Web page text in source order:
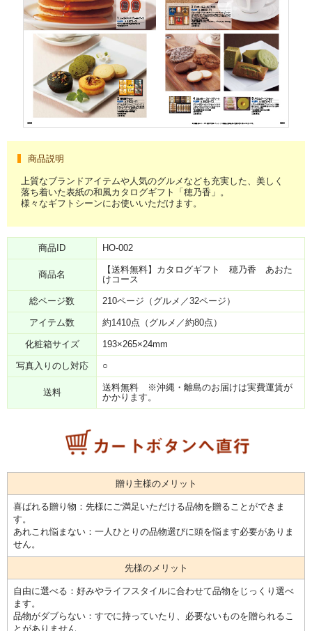
商品説明
上質なブランドアイテムや人気のグルメなども充実した、美しく
落ち着いた表紙の和風カタログギフト「穂乃香」。
様々なギフトシーンにお使いいただけます。
商品ID HO-002
商品名
【送料無料】カタログギフト 穂乃香 あおた
けコース
総ページ数 210ページ（グルメ／32ページ）
アイテム数 約1410点（グルメ／約80点）
化粧箱サイズ 193×265×24mm
写真入りのし対応 ○
送料
送料無料 ※沖縄・離島のお届けは実費運賃が
かかります。
贈り主様のメリット
喜ばれる贈り物：先様にご満足いただける品物を贈ることができま
す。
あれこれ悩まない：一人ひとりの品物選びに頭を悩ます必要がありま
せん。
先様のメリット
自由に選べる：好みやライフスタイルに合わせて品物をじっくり選べ
ます。
品物がダブらない：すでに持っていたり、必要ないものを贈られるこ
とがありません